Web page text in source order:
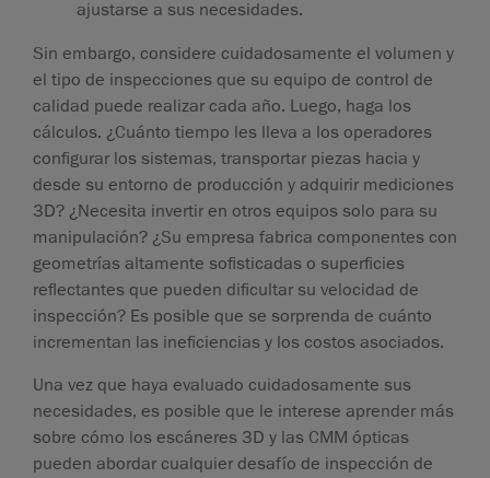
ajustarse a sus necesidades.
Sin embargo, considere cuidadosamente el volumen y
el tipo de inspecciones que su equipo de control de
calidad puede realizar cada año. Luego, haga los
cálculos. ¿Cuánto tiempo les lleva a los operadores
configurar los sistemas, transportar piezas hacia y
desde su entorno de producción y adquirir mediciones
3D? ¿Necesita invertir en otros equipos solo para su
manipulación? ¿Su empresa fabrica componentes con
geometrías altamente sofisticadas o superficies
reflectantes que pueden dificultar su velocidad de
inspección? Es posible que se sorprenda de cuánto
incrementan las ineficiencias y los costos asociados.
Una vez que haya evaluado cuidadosamente sus
necesidades, es posible que le interese aprender más
sobre cómo los escáneres 3D y las CMM ópticas
pueden abordar cualquier desafío de inspección de